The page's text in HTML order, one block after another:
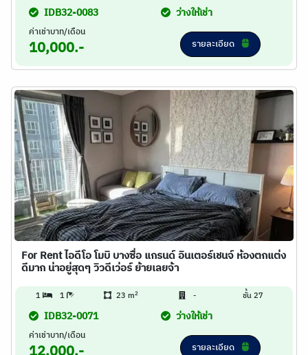
IDB32-0083 ว่างให้เช่า
ค่าเช่าบาท/เดือน
10,000.- รายละเอียด
For Rent ไอดีโอ โมบิ บางซื่อ แกรนด์ อินเตอร์เชนจ์ ห้องตกแต่ง
ดีมาก น่าอยู่สุดๆ วิวดีเว่อร์ ย้ายเลยจ้า
1 1 23 m2 - ชั้น 27
IDB32-0071 ว่างให้เช่า
ค่าเช่าบาท/เดือน
รายละเอียด